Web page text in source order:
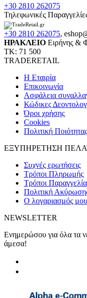
+30 2810 262075
Τηλεφωνικές
+30 2810 262075,
ΗΡΑΚΛΕΙΟ Ειρήνης &
ΤΚ: 71 500
TRADERETAIL
H Εταιρία
Eπικοινωνία
Ασφάλεια
Κώδικες
Όροι χρήσης
Cookies
Πολιτική Ποιότητας
ΕΞΥΠΗΡΕΤΗΣΗ
Συχνές ερωτήσεις
Τρόποι Πληρωμής
Τρόποι
Πολιτική
Ο λογαριασμός μου
NEWSLETTER
Ενημερώσου για όλα τα
άμεσα!